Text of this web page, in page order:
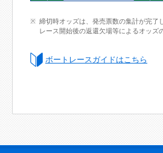
締切時オッズは、発売票数の集計が完了
レース開始後の返還欠場等によるオッズ
ボートレースガイドはこちら